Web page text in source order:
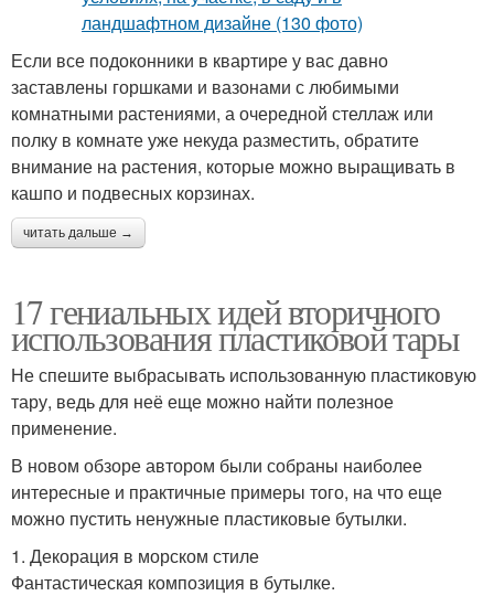
Если все подоконники в квартире у вас давно
заставлены горшками и вазонами с любимыми
комнатными растениями, а очередной стеллаж или
полку в комнате уже некуда разместить, обратите
внимание на растения, которые можно выращивать в
кашпо и подвесных корзинах.
читать дальше →
17 гениальных идей вторичного
использования пластиковой тары
Не спешите выбрасывать использованную пластиковую
тару, ведь для неё еще можно найти полезное
применение.
В новом обзоре автором были собраны наиболее
интересные и практичные примеры того, на что еще
можно пустить ненужные пластиковые бутылки.
1. Декорация в морском стиле
Фантастическая композиция в бутылке.